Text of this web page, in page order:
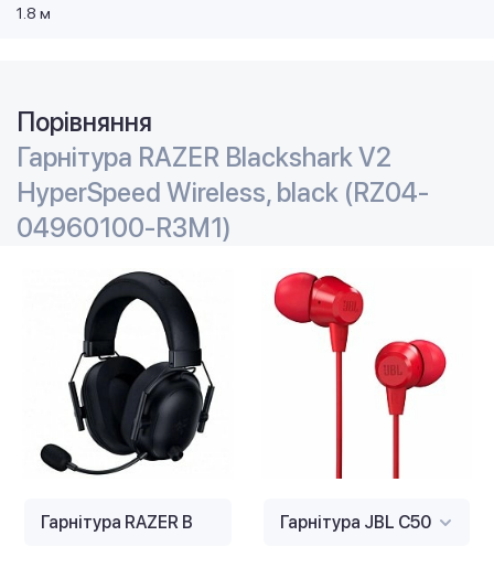
1.8 м
Порівняння
Гарнітура RAZER Blackshark V2
HyperSpeed Wireless, black (RZ04-
04960100-R3M1)